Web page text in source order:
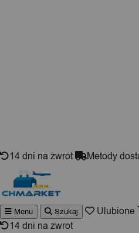
14 dni na zwrot Metody
Menu Szukaj Ulubione
14 dni na zwrot